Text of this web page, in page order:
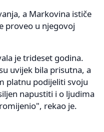
a Markovina ističe
proveo u njegovoj
je trideset godina.
uvijek bila prisutna, a
platnu podijeliti svoju
napustiti i o ljudima
rekao je.